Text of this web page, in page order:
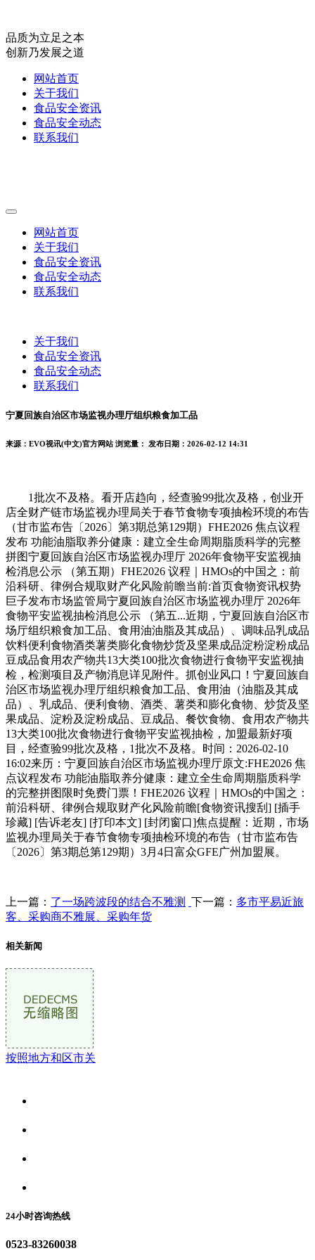
品质为立足之本
创新乃发展之道
网站首页
关于我们
食品安全资讯
食品安全动态
联系我们
网站首页
关于我们
食品安全资讯
食品安全动态
联系我们
关于我们
食品安全资讯
食品安全动态
联系我们
宁夏回族自治区市场监视办理厅组织粮食加工品
来源：EVO视讯(中文)官方网站 浏览量： 发布日期：2026-02-12 14:31
1批次不及格。看开店趋向，经查验99批次及格，创业开
店全财产链市场监视办理局关于春节食物专项抽检环境的布告
（甘市监布告〔2026〕第3期总第129期）FHE2026 焦点议程
发布 功能油脂取养分健康：建立全生命周期脂质科学的完整
拼图宁夏回族自治区市场监视办理厅 2026年食物平安监视抽
检消息公示 （第五期）FHE2026 议程｜HMOs的中国之：前
沿科研、律例合规取财产化风险前瞻当前:首页食物资讯权势
巨子发布市场监管局宁夏回族自治区市场监视办理厅 2026年
食物平安监视抽检消息公示 （第五...近期，宁夏回族自治区市
场厅组织粮食加工品、食用油油脂及其成品）、调味品乳成品
饮料便利食物酒类薯类膨化食物炒货及坚果成品淀粉淀粉成品
豆成品食用农产物共13大类100批次食物进行食物平安监视抽
检，检测项目及产物消息详见附件。抓创业风口！宁夏回族自
治区市场监视办理厅组织粮食加工品、食用油（油脂及其成
品）、乳成品、便利食物、酒类、薯类和膨化食物、炒货及坚
果成品、淀粉及淀粉成品、豆成品、餐饮食物、食用农产物共
13大类100批次食物进行食物平安监视抽检，加盟最新好项
目，经查验99批次及格，1批次不及格。时间：2026-02-10
16:02来历：宁夏回族自治区市场监视办理厅原文:FHE2026 焦
点议程发布 功能油脂取养分健康：建立全生命周期脂质科学
的完整拼图限时免费门票！FHE2026 议程｜HMOs的中国之：
前沿科研、律例合规取财产化风险前瞻[食物资讯搜刮] [插手
珍藏] [告诉老友] [打印本文] [封闭窗口]焦点提醒：近期，市场
监视办理局关于春节食物专项抽检环境的布告（甘市监布告
〔2026〕第3期总第129期）3月4日富众GFE广州加盟展。
上一篇： 了一场跨波段的结合不雅测 下一篇： 多市平易近旅
客、采购商不雅展、采购年货
相关新闻
按照地方和区市关
24小时咨询热线
0523-83260038